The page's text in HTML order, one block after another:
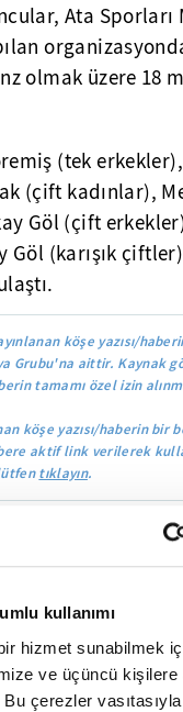
kullanımı
hizmet sunabilmek
ve üçüncü kişilere
Bu çerezler
Ata Sporları
olmak üzere 18
(tek
(çift kadınlar),
Göl (çift
Göl (karışık
köşe yazısı/
Grubu'na aittir. Kaynak
tamamı özel izin
köşe yazısı/haberin bir
aktif link verilerek
tıklayın.
DİĞER